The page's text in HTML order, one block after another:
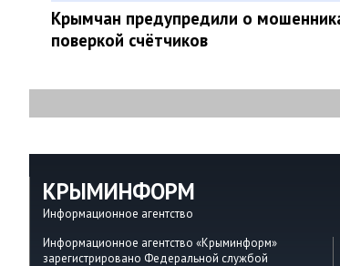
Крымчан предупредили о
поверкой счётчиков
КРЫМИНФОРМ
Информационное агентство
Информационное агентство «Крыминформ»
зарегистрировано Федеральной службой